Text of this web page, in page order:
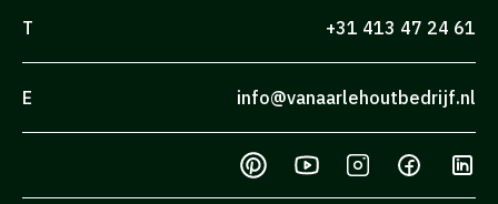
T +31 413 47 24 61
E info@vanaarlehoutbedrijf.nl